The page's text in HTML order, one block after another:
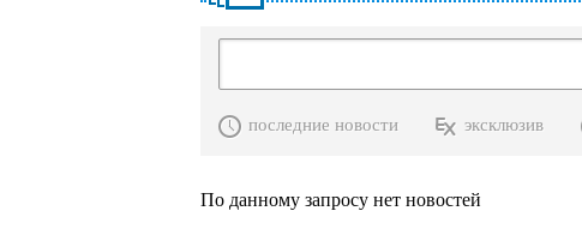
последние новости эксклюзив
По данному запросу нет новостей